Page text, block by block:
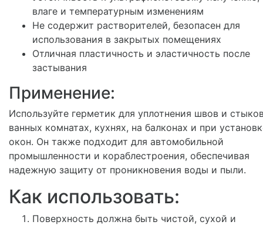
влаге и температурным изменениям
Не содержит растворителей, безопасен для
использования в закрытых помещениях
Отличная пластичность и эластичность после
застывания
Применение:
Используйте герметик для уплотнения швов и
ванных комнатах, кухнях, на балконах и при
окон. Он также подходит для автомобильной
промышленности и кораблестроения, обеспечивая
надежную защиту от проникновения воды и пыли.
Как использовать:
Поверхность должна быть чистой, сухой и